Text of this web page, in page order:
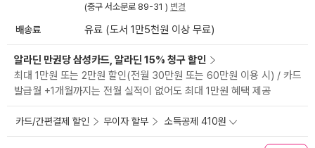
(중구 서소문로 89-31 ) 변경
배송료 유료 (도서 1만5천원 이상 무료)
알라딘 만권당 삼성카드, 알라딘 15% 청구 할인
최대 1만원 또는 2만원 할인(전월 30만원 또는 60만원 이용 시) / 카드
발급월 +1개월까지는 전월 실적이 없어도 최대 1만원 혜택 제공
카드/간편결제 할인 무이자 할부 소득공제 410원